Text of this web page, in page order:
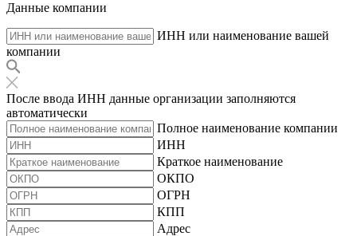
Данные компании
ИНН или наименование вашей
компании
После ввода ИНН данные организации заполняются
автоматически
Полное наименование компании
ИНН
Краткое наименование
ОКПО
ОГРН
КПП
Адрес